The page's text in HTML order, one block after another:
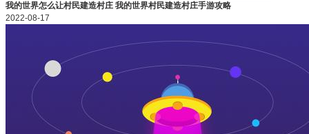
我的世界怎么让村民建造村庄 我的世界村民建造村庄手游攻略
2022-08-17